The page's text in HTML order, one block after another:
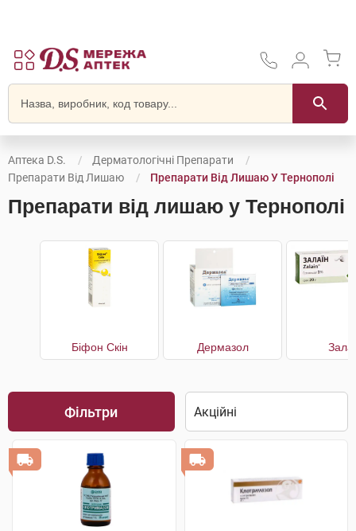
Аптека D.S.
Дерматологічні Препарати
Препарати Від Лишаю
Препарати Від Лишаю У Тернополі
Препарати від лишаю у Тернополі
Біфон Скін Дермазол
Фільтри